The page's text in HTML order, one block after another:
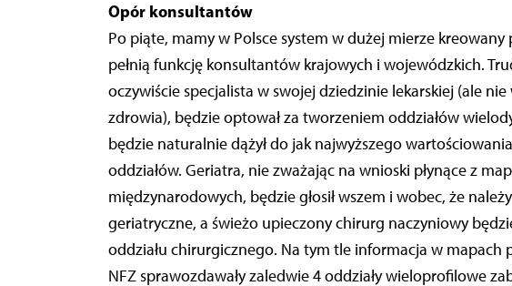
Opór konsultantów
Po piąte, mamy w Polsce system w dużej mierze
pełnią funkcję konsultantów krajowych i wojewódzkich.
oczywiście specjalista w swojej dziedzinie lekarskiej (ale
zdrowia), będzie optował za tworzeniem oddziałów
będzie naturalnie dążył do jak najwyższego
oddziałów. Geriatra, nie zważając na wnioski płynące z
międzynarodowych, będzie głosił wszem i wobec, że
geriatryczne, a świeżo upieczony chirurg naczyniowy będzie
oddziału chirurgicznego. Na tym tle informacja w mapach
NFZ sprawozdawały zaledwie 4 oddziały wieloprofilowe